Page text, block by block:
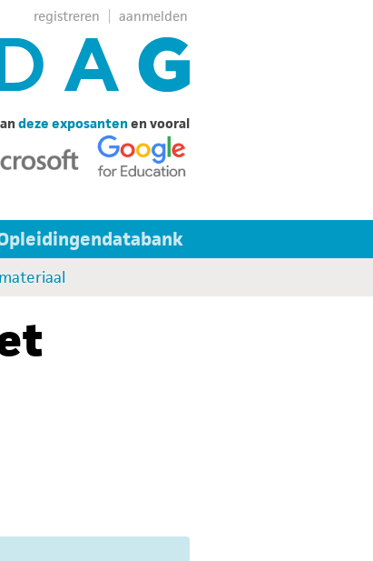
aanmelden
registreren
deze exposantenen vooral